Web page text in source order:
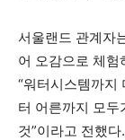
서울랜드 관계자
어 오감으로 체험
“워터시스템까지
터 어른까지 모두
것”이라고 전했다.